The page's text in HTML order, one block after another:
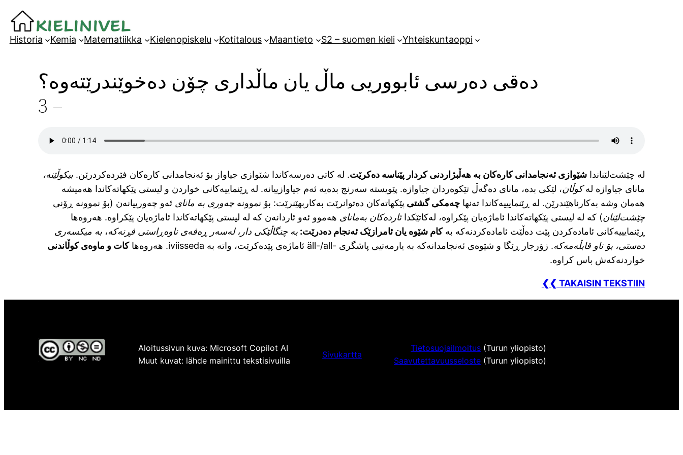
Siirry
sisältöön
Historia
Kemia Matematiikka Kielenopiskelu Kotitalous Maantieto S2 – suomen kieli Yhteiskuntaoppi
دەقی دەرسی ئابووریی ماڵ یان ماڵداری چۆن دەخوێندرێتەوە؟
– 3
لە چێشت‌لێنانداشێوازی ئەنجامدانی کارەکان بە هەڵبژاردنی کردار پێناسە دەکرێت. لە کاتی دەرسەکاندا شێوازی جیاواز بۆ ئەنجامدانی کارەکان فێردەکردرێن.بیکوڵێنە،
مانای جیاوازە لەکوڵان، لێکی بدە، مانای دەگەڵ تێکوەردان جیاوازە. پێویستە سەرنج بدەیە ئەم جیاوازییانە. لە ڕێنماییەکانی خواردن و لیستی پێکهاتەکاندا هەمیشە
هەمان وشە بەکارناهێندرێن. لە ڕێنمایییەکاندا تەنهاچەمکی گشتی پێکهاتەکان دەتوانرێت بەکاربهێنرێت: بۆ نموونەچەوری بە مانای ئەو چەورییانەن (بۆ نموونە ڕۆنی
چێشت‌لێنان) کە لە لیستی پێکهاتەکاندا ئاماژەیان پێکراوە، لەکاتێکدائاردەکان بەمانای هەموو ئەو ئاردانەن کە لە لیستی پێکهاتەکاندا ئاماژەیان پێکراوە. هەروەها
ڕێنمایییەکانی ئامادەکردن پێت دەڵێت ئامادەکردنەکە بەکام شێوە یان ئامرازێک ئەنجام دەدرێت:بە چنگاڵێکی دار، لەسەر ڕەفەی ناوەڕاستی فڕنەکە،بە میکسەری
دەستی، بۆ ناو قابڵەمەکە. زۆرجار ڕێگا و شێوەی ئەنجامدانەکە بە یارمەتیی پاشگری -lla/-llä ئاماژەی پێدەکرێت، واتە بە adessiivi. ‌هەروەهاکات و ماوەی کوڵاندنی
خواردنەکەش باس کراوە.
❮❮ TAKAISIN TEKSTIIN
Aloitussivun kuva: Microsoft Copilot AI
Muut kuvat: lähde mainittu tekstisivuilla
Sivukartta
Tietosuojailmoitus (Turun yliopisto)
Saavutettavuusseloste (Turun yliopisto)